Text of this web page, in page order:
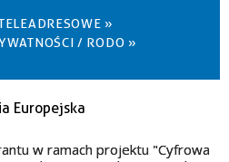
»
/ RODO »
w ramach projektu "Cyfrowa